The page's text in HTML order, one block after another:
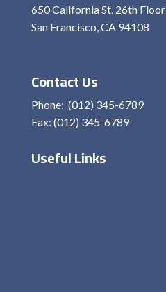
650 California St, 26th Floor
San Francisco, CA 94108
Contact Us
Phone: (012) 345-6789
Fax: (012) 345-6789
Useful Links